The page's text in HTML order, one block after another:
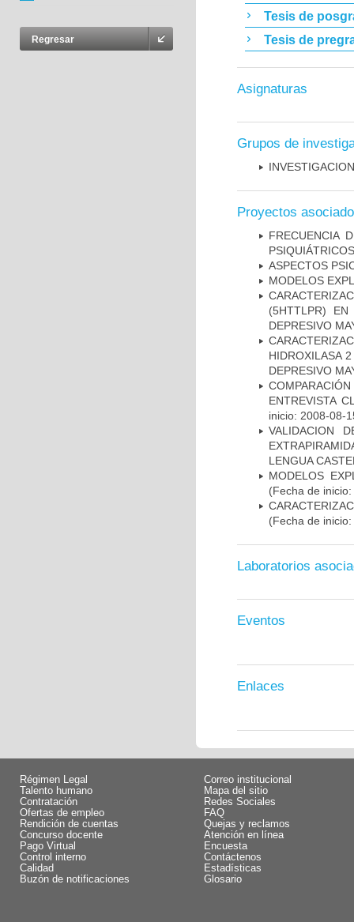
Regresar
Tesis de
Tesis de
Asignaturas
Grupos de
Proyectos
FRECUENCIA
ASPECTOS
MODELOS
(5HTTLPR) EN
DEPRESIVO
HIDROXILASA
DEPRESIVO
ENTREVISTA
inicio: 2008-08-
VALIDACION
LENGUA
MODELOS
(Fecha de
(Fecha de
Laboratorios
Eventos
Enlaces
Régimen Legal
Talento humano
Contratación
Ofertas de empleo
Rendición de cuentas
Concurso docente
Pago Virtual
Control interno
Calidad
Buzón de notificaciones
Correo institucional
Mapa del sitio
Redes Sociales
FAQ
Quejas y reclamos
Atención en línea
Encuesta
Contáctenos
Estadísticas
Glosario